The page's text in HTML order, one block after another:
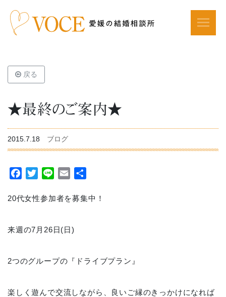
戻る
★最終のご案内★
2015.7.18 ブログ
Facebook
TwitterLine Email
20代女性参加者を募集中！
来週の7月26日(日)
2つのグループの『ドライブプラン』
楽しく遊んで交流しながら、良いご縁のきっかけになれば